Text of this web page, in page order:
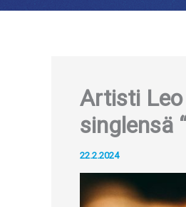
Artisti
singlensä
22.2.2024